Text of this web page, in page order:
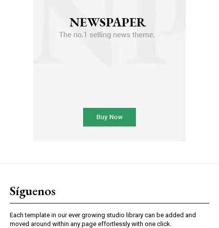
Síguenos
Each template in our ever growing studio library can be added and
moved around within any page effortlessly with one click.